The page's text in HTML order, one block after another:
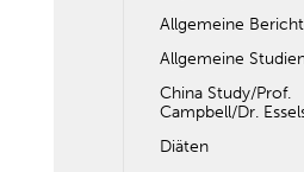
Allgemeine
Allgemeine
China Study/Prof.
Campbell/Dr.
Diäten